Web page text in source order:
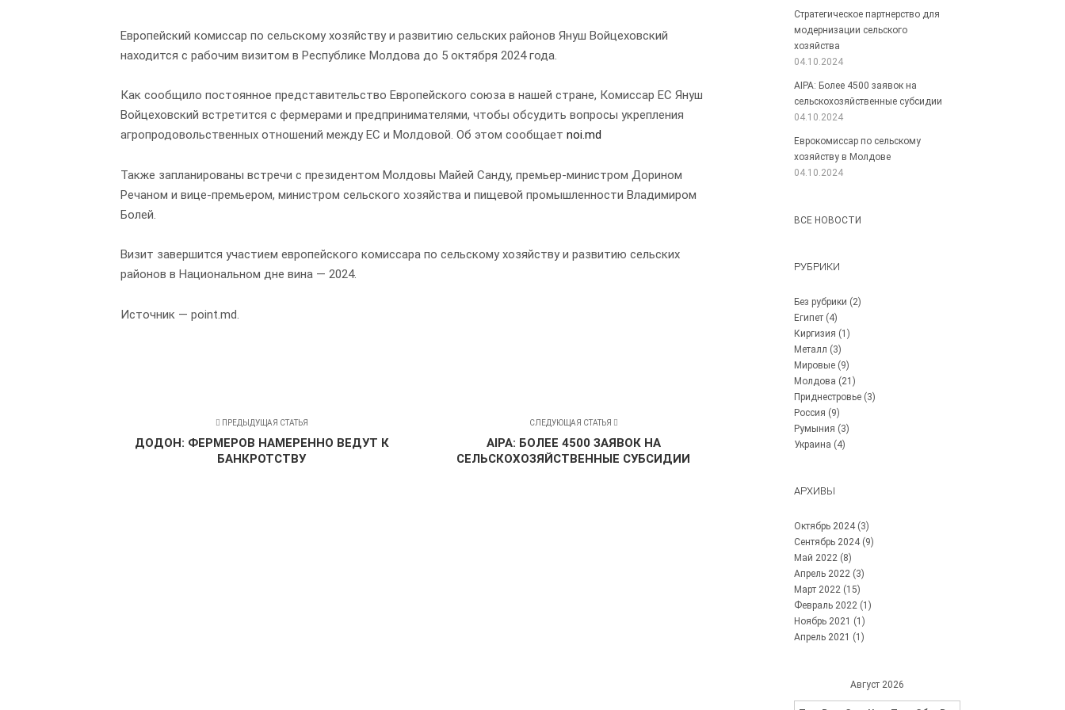
Европейский комиссар по сельскому хозяйству и развитию сельских районов Януш Войцеховский
находится с рабочим визитом в Республике Молдова до 5 октября 2024 года.
Как сообщило постоянное представительство Европейского союза в нашей стране, Комиссар ЕС Януш
Войцеховский встретится с фермерами и предпринимателями, чтобы обсудить вопросы укрепления
агропродовольственных отношений между ЕС и Молдовой. Об этом сообщает noi.md
Также запланированы встречи с президентом Молдовы Майей Санду, премьер-министром Дорином
Речаном и вице-премьером, министром сельского хозяйства и пищевой промышленности Владимиром
Болей.
Визит завершится участием европейского комиссара по сельскому хозяйству и развитию сельских
районов в Национальном дне вина — 2024.
Источник — point.md.
ПРЕДЫДУЩАЯ СТАТЬЯ
ДОДОН: ФЕРМЕРОВ НАМЕРЕННО ВЕДУТ К
БАНКРОТСТВУ
СЛЕДУЮЩАЯ СТАТЬЯ
AIPA: БОЛЕЕ 4500 ЗАЯВОК НА
СЕЛЬСКОХОЗЯЙСТВЕННЫЕ СУБСИДИИ
Стратегическое партнерство для
модернизации сельского
хозяйства
04.10.2024
AIPA: Более 4500 заявок на
сельскохозяйственные субсидии
04.10.2024
Еврокомиссар по сельскому
хозяйству в Молдове
04.10.2024
ВСЕ НОВОСТИ
РУБРИКИ
Без рубрики (2)
Египет (4)
Киргизия (1)
Металл (3)
Мировые (9)
Молдова (21)
Приднестровье (3)
Россия (9)
Румыния (3)
Украина (4)
АРХИВЫ
Октябрь 2024 (3)
Сентябрь 2024 (9)
Май 2022 (8)
Апрель 2022 (3)
Март 2022 (15)
Февраль 2022 (1)
Ноябрь 2021 (1)
Апрель 2021 (1)
Август 2026